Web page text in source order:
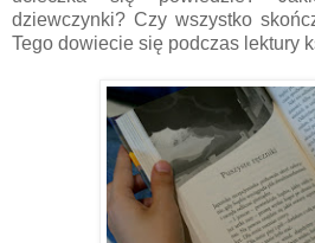
dziewczynki? Czy wszystko
Tego dowiecie się podczas lektury